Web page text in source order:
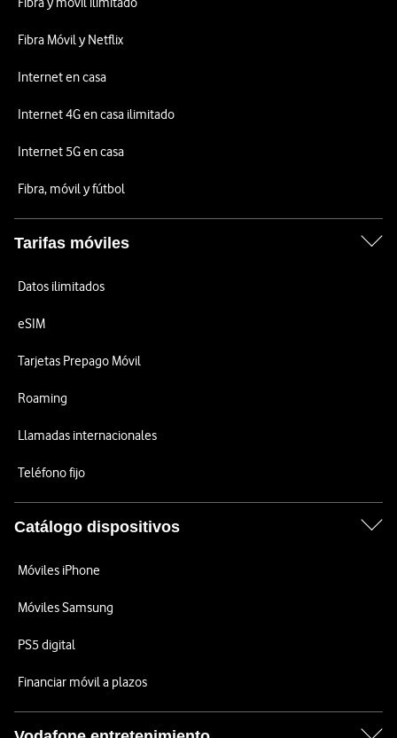
Fibra Móvil y Netflix
Internet en casa
Internet 4G en casa ilimitado
Internet 5G en casa
Fibra, móvil y fútbol
Tarifas móviles
Datos ilimitados
eSIM
Tarjetas Prepago Móvil
Roaming
Llamadas internacionales
Teléfono fijo
Catálogo dispositivos
Móviles iPhone
Móviles Samsung
PS5 digital
Financiar móvil a plazos